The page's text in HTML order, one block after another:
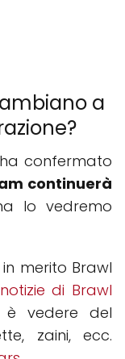
a
confermato
continuerà
lo vedremo
merito Brawl
notizie di Brawl
vedere del
zaini, ecc.